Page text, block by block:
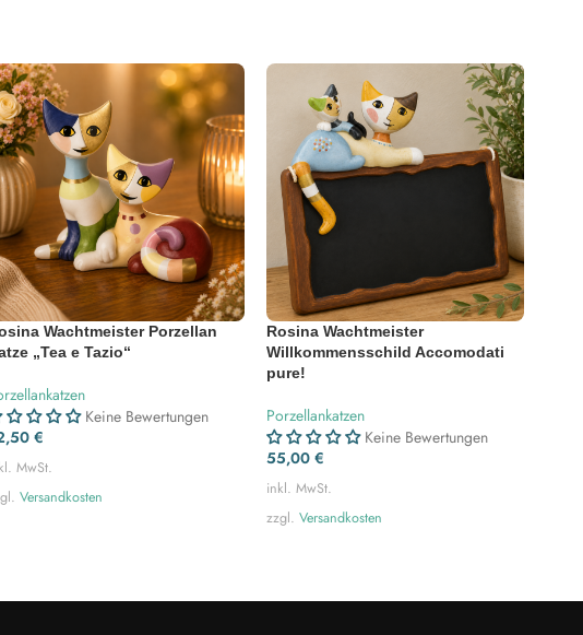
Wachtmeister Porzellan
„Tea e Tazio“
Keine Bewertungen
€
MwSt.
Versandkosten
Rosina Wachtmeister
Willkommensschild Accomodati
pure!
Porzellankatzen
Keine Bewertungen
55,00 €
inkl. MwSt.
zzgl. Versandkosten